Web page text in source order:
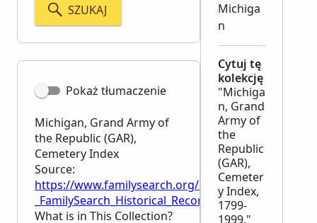
SZUKAJ
Pokaż tłumaczenie
Michigan, Grand Army of
the Republic (GAR),
Cemetery Index
Source:
https://www.familysearch.org/en/wiki/
_FamilySearch_Historical_Records
What is in This Collection?
Michiga
n
Cytuj tę
kolekcję
"Michiga
n, Grand
Army of
the
Republic
(GAR),
Cemeter
y Index,
1799-
1999."